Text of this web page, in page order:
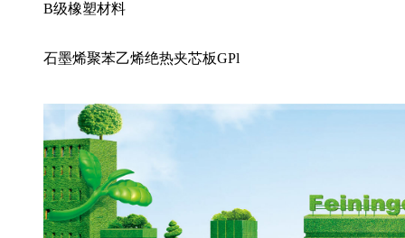
B级橡塑材料
石墨烯聚苯乙烯绝热夹芯板GPl